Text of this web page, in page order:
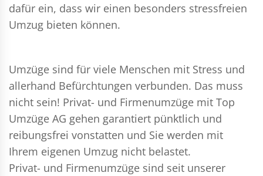
dafür ein, dass wir einen besonders stressfreien
Umzug bieten können.
Umzüge sind für viele Menschen mit Stress und
allerhand Befürchtungen verbunden. Das muss
nicht sein! Privat- und Firmenumzüge mit Top
Umzüge AG gehen garantiert pünktlich und
reibungsfrei vonstatten und Sie werden mit
Ihrem eigenen Umzug nicht belastet.
Privat- und Firmenumzüge sind seit unserer